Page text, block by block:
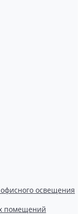
освещения
помещений